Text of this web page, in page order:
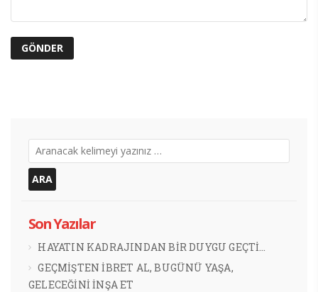
Son Yazılar
HAYATIN KADRAJINDAN BİR DUYGU GEÇTİ…
GEÇMİŞTEN İBRET AL, BUGÜNÜ YAŞA,
GELECEĞİNİ İNŞA ET